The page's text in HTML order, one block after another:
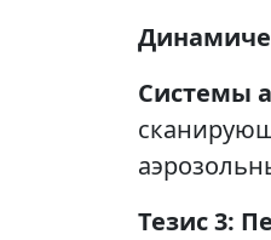
Системы
Тезис 3: